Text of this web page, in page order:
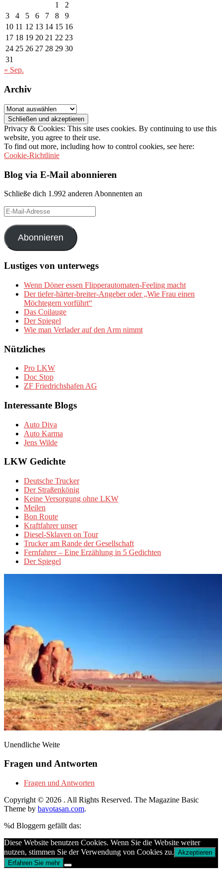
1
2
3
4 5 6 7 8
9
10 11 12 13 14 15 16
17 18 19 20 21 22 23
24 25 26 27 28 29 30
31
« Sep.
Archiv
Archiv
Privacy & Cookies: This site uses cookies. By continuing to use this
website, you agree to their use.
To find out more, including how to control cookies, see here:
Cookie-Richtlinie
Blog via E-Mail abonnieren
Schließe dich 1.992 anderen Abonnenten an
E-
Mail-
Adresse
Abonnieren
Lustiges von unterwegs
Wenn Döner essen Flipperautomaten-Feeling macht
Der tiefer-härter-breiter-Angeber oder „Wie Frau einen
Möchtegern vorführt“
Das Coilauge
Der Spiegel
Wie man Verlader auf den Arm nimmt
Nützliches
Pro LKW
Doc Stop
ZF Friedrichshafen AG
Interessante Blogs
Auto Diva
Auto Karma
Jens Wilde
LKW Gedichte
Deutsche Trucker
Der Straßenkönig
Keine Versorgung ohne LKW
Meilen
Bon Route
Kraftfahrer unser
Diesel-Sklaven on Tour
Trucker am Rande der Gesellschaft
Fernfahrer – Eine Erzählung in 5 Gedichten
Der Spiegel
Unendliche Weite
Fragen und Antworten
Fragen und Antworten
Copyright © 2026 . All Rights Reserved. The Magazine Basic
Theme by bavotasan.com.
%d Bloggern gefällt das:
Diese Website benutzen Cookies. Wenn Sie die Website weiter
nutzen, stimmen Sie der Verwendung von Cookies zu. Akzeptieren
Erfahren Sie mehr